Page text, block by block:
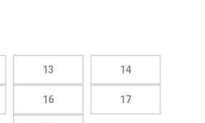
13 14
16 17